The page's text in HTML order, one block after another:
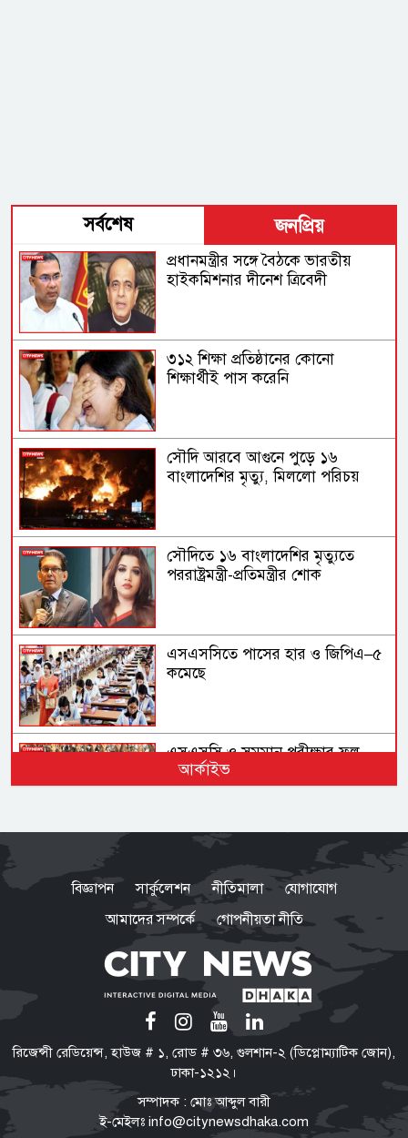
সর্বশেষ জনপ্রিয়
প্রধানমন্ত্রীর সঙ্গে বৈঠকে ভারতীয়
হাইকমিশনার দীনেশ ত্রিবেদী
৩১২ শিক্ষা প্রতিষ্ঠানের কোনো
শিক্ষার্থীই পাস করেনি
সৌদি আরবে আগুনে পুড়ে ১৬
বাংলাদেশির মৃত্যু, মিললো পরিচয়
সৌদিতে ১৬ বাংলাদেশির মৃত্যুতে
পররাষ্ট্রমন্ত্রী-প্রতিমন্ত্রীর শোক
এসএসসিতে পাসের হার ও জিপিএ–৫
কমেছে
এসএসসি ও সমমান পরীক্ষার ফল
প্রকাশ, পাসের হার ৬২ দশমিক ২৫
রহমান
লোডশেডিংয়ে বিপর্যস্ত দেশ, বিদ্যুৎ
ঘাটতি প্রায় ৩৭০০ মেগাওয়াট
আলোচনায় আদিবাসী ফোরাম
সাংবিধানিক ও আইনগত স্বীকৃতির
আর্কাইভ
বিজ্ঞাপন সার্কুলেশন নীতিমালা
যোগাযোগ
আমাদের সম্পর্কে
গোপনীয়তা নীতি
রিজেন্সী রেডিয়েন্স, হাউজ # ১, রোড # ৩৬, গুলশান-২ (ডিপ্লোম্যাটিক জোন),
ঢাকা-১২১২।
সম্পাদক : মোঃ আব্দুল বারী
ই-মেইলঃ info@citynewsdhaka.com